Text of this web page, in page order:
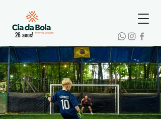
26 anos!